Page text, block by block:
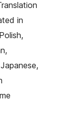
in